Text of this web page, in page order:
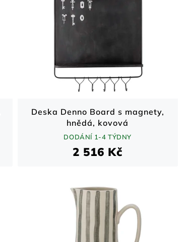
Deska Denno Board s magnety,
hnědá, kovová
DODÁNÍ 1-4 TÝDNY
2 516 Kč